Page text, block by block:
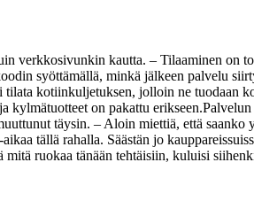
verkkosivunkin kautta. – Tilaaminen on
syöttämällä, minkä jälkeen palvelu
kotiinkuljetuksen, jolloin ne tuodaan
kylmätuotteet on pakattu erikseen.
täysin. – Aloin miettiä, että saanko
tällä rahalla. Säästän jo
ruokaa tänään tehtäisiin, kuluisi